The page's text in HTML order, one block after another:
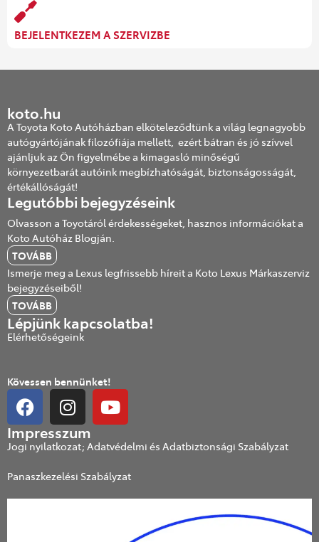
BEJELENTKEZEM A SZERVIZBE
koto.hu
A Toyota Koto Autóházban elköteleződtünk a világ legnagyobb
autógyártójának filozófiája mellett, ezért bátran és jó szívvel
ajánljuk az Ön figyelmébe a kimagasló minőségű
környezetbarát autóink megbízhatóságát, biztonságosságát,
értékállóságát!
Legutóbbi bejegyzéseink
Olvasson a Toyotáról érdekességeket, hasznos információkat a
Koto Autóház Blogján.
TOVÁBB
Ismerje meg a Lexus legfrissebb híreit a Koto Lexus Márkaszerviz
bejegyzéseiből!
TOVÁBB
Lépjünk kapcsolatba!
Elérhetőségeink
Kövessen bennünket!
Impresszum
Jogi nyilatkozat; Adatvédelmi és Adatbiztonsági Szabályzat
Panaszkezelési Szabályzat